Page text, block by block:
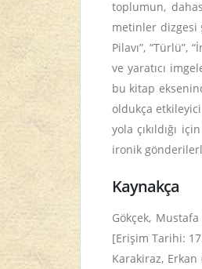
toplumun,
metinler dizgesi
Pilavı”, “Türlü”,
ve yaratıcı
bu kitap
oldukça
yola çıkıldığı
ironik
Kaynakça
Gökçek, Mustafa
[Erişim Tarihi:
Karakiraz,